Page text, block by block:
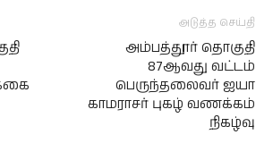
அடுத்த செய்தி
அம்பத்தூர் தொகுதி
87ஆவது வட்டம்
பெருந்தலைவர் ஐயா
காமராசர் புகழ் வணக்கம்
நிகழ்வு